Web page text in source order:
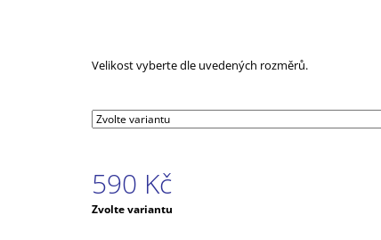
Velikost vyberte dle uvedených rozměrů.
590 Kč
Měrná
Zvolte variantu